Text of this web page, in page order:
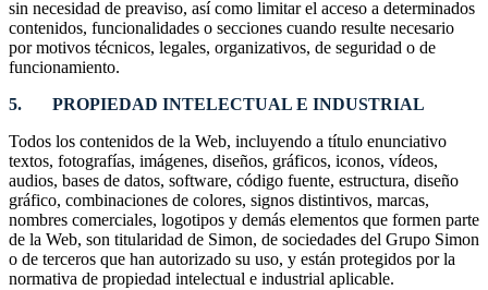
sin necesidad de preaviso, así como limitar el acceso a determinados
contenidos, funcionalidades o secciones cuando resulte necesario
por motivos técnicos, legales, organizativos, de seguridad o de
funcionamiento.
5. PROPIEDAD INTELECTUAL E INDUSTRIAL
Todos los contenidos de la Web, incluyendo a título enunciativo
textos, fotografías, imágenes, diseños, gráficos, iconos, vídeos,
audios, bases de datos, software, código fuente, estructura, diseño
gráfico, combinaciones de colores, signos distintivos, marcas,
nombres comerciales, logotipos y demás elementos que formen parte
de la Web, son titularidad de Simon, de sociedades del Grupo Simon
o de terceros que han autorizado su uso, y están protegidos por la
normativa de propiedad intelectual e industrial aplicable.